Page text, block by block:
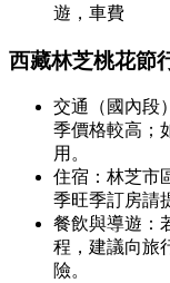
遊，車費
西藏林芝桃花節
交通（國內段
季價格較高；
用。
住宿：林芝市
季旺季訂房請
餐飲與導遊：
程，建議向旅
險。